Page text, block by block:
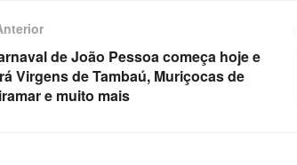
de João Pessoa começa hoje e
Virgens de Tambaú, Muriçocas de
e muito mais